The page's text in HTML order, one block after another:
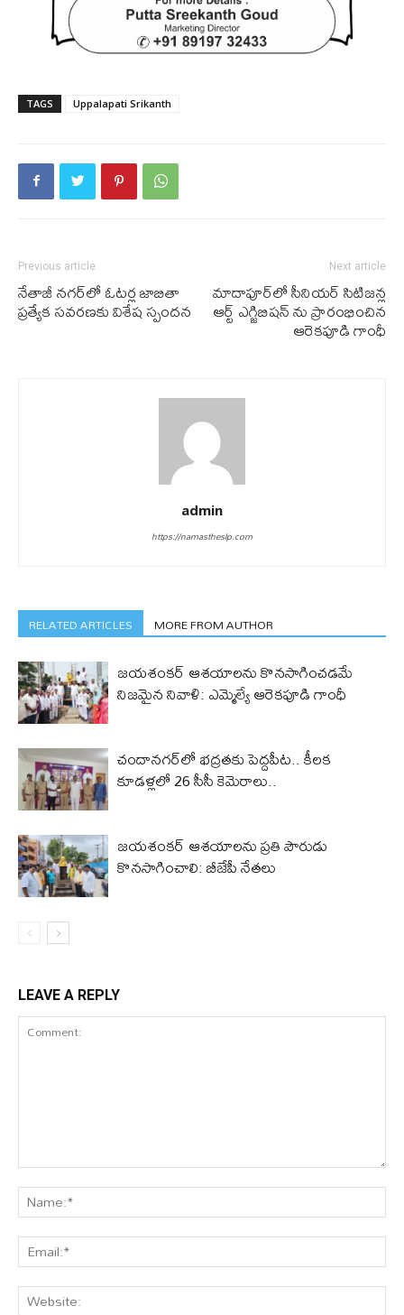
TAGS Uppalapati Srikanth
Previous article
నేతాజీ నగర్‌లో ఓటర్ల జాబితా
ప్రత్యేక సవరణకు విశేష స్పందన
Next article
మాదాపూర్‌లో సీనియర్ సిటిజన్ల
ఆర్ట్ ఎగ్జిబిషన్ ను ప్రారంభించిన
ఆరెకపూడి గాంధీ
admin
https://namastheslp.com
RELATED ARTICLES MORE FROM AUTHOR
జయశంకర్ ఆశయాలను కొనసాగించడమే
నిజమైన నివాళి: ఎమ్మెల్యే ఆరెక‌పూడి గాంధీ
చందానగర్‌లో భద్రతకు పెద్దపీట.. కీలక
కూడళ్లలో 26 సీసీ కెమెరాలు..
జయశంకర్ ఆశయాలను ప్రతి పౌరుడు
కొనసాగించాలి: బీజేపీ నేతలు
LEAVE A REPLY